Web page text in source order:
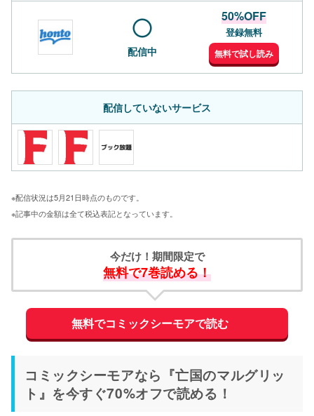
配信中
50%OFF
登録無料
無料で試し読み
配信していないサービス
※配信状況は5月21日時点のものです。
※記事中の金額は全て税込表記となっています。
今だけ！期間限定で
無料で7巻読める！
無料でコミックシーモアで読む
コミックシーモアなら『亡国のマルグリッ
ト』を今すぐ70%オフで読める！